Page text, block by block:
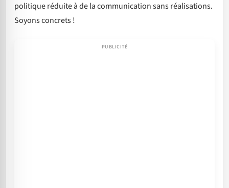
politique réduite à de la communication sans réalisations.
Soyons concrets !